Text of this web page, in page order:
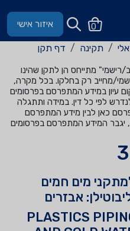
0 איזור אישי
תקינה דף תקן
מתייחס הן לתקן שהינו
מחייב רק בחלקו. בכל מקרה,
עיון במידע המתפרסם בפרסומים
לפי כל דין. במידה ותתגלה
כאן לבין מידע המתפרסם
יגבר המידע המתפרסם בפרסומים
מים חמים
אבזרים
PLASTICS